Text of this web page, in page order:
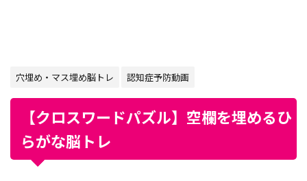
穴埋め・マス埋め脳トレ 認知症予防動画
【クロスワードパズル】空欄を埋めるひ
らがな脳トレ